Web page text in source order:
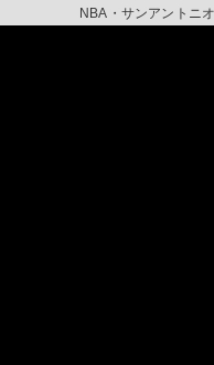
NBA・サンアントニ